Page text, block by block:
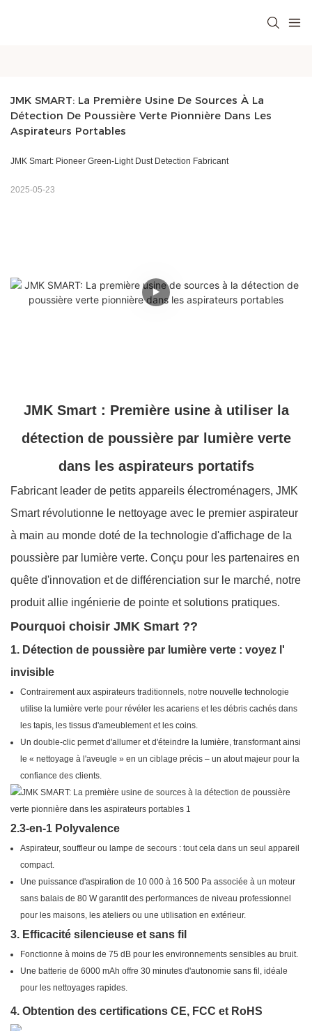
JMK SMART: La Première Usine De Sources À La
Détection De Poussière Verte Pionnière Dans Les
Aspirateurs Portables
JMK Smart: Pioneer Green-Light Dust Detection Fabricant
2025-05-23
JMK Smart: Première usine à utiliser la
détection de poussière par lumière verte
dans les aspirateurs portatifs
Fabricant leader de petits appareils électroménagers, JMK
Smartrévolutionne le nettoyage avec le premier aspirateur
à main au monde doté de la technologie d'affichage de la
poussière par lumière verte. Conçu pour les partenaires en
quête d'innovation et de différenciation sur le marché, notre
produit allie ingénierie de pointe et solutions pratiques.
Pourquoi choisir JMK Smart ??​​
1. Détection de poussière par lumière verte : voyez l'
invisible
Contrairement aux aspirateurs traditionnels, notre nouvelle technologie
utilise la lumière verte pour révéler les acariens et les débris cachés dans
les tapis, les tissus d'ameublement et les coins.
Un double-clic permet d'allumer et d'éteindre la lumière, transformant ainsi
le « nettoyage à l'aveugle » en un ciblage précis – un atout majeur pour la
confiance des clients.
2.3-en-1 Polyvalence
Aspirateur, souffleur ou lampe de secours : tout cela dans un seul appareil
compact.
Une puissance d'aspiration de 10 000 à 16 500 Pa associée à un moteur
sans balais de 80 W garantit des performances de niveau professionnel
pour les maisons, les ateliers ou une utilisation en extérieur.
3. Efficacité silencieuse et sans fil
Fonctionne à moins de 75 dB pour les environnements sensibles au bruit.
Une batterie de 6000 mAh offre 30 minutes d'autonomie sans fil, idéale
pour les nettoyages rapides.
4. Obtention des certifications CE, FCC et RoHS